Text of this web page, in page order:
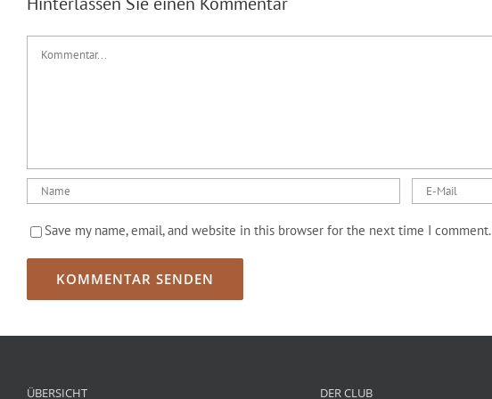
Save my name, email, and website in this browser for the next time I comment.
ÜBERSICHT DER CLUB